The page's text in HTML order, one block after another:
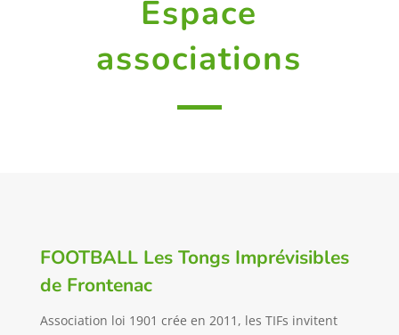
Espace
associations
FOOTBALL Les Tongs Imprévisibles
de Frontenac
Association loi 1901 crée en 2011, les TIFs invitent